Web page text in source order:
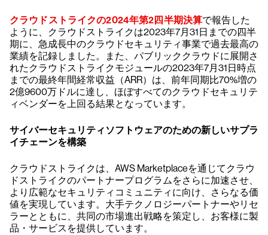
クラウドストライクの2024年第2四半期決算で報告した
ように、クラウドストライクは2023年7月31日までの四半
期に、急成長中のクラウドセキュリティ事業で過去最高の
業績を記録しました。また、パブリッククラウドに展開さ
れたクラウドストライクモジュールの2023年7月31日時点
までの最終年間経常収益（ARR）は、前年同期比70%増の
2億9600万ドルに達し、ほぼすべてのクラウドセキュリテ
ィベンダーを上回る結果となっています。
サイバーセキュリティソフトウェアのための新しいサプラ
イチェーンを構築
クラウドストライクは、AWS Marketplaceを通じてクラウ
ドストライクのパートナープログラムをさらに加速させ、
より広範なセキュリティコミュニティに向け、さらなる価
値を実現しています。大手テクノロジーパートナーやリセ
ラーとともに、共同の市場進出戦略を策定し、お客様に製
品・サービスを提供しています。